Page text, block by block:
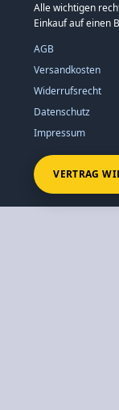
Alle wichtigen
Einkauf auf einen
AGB
Versandkosten
Widerrufsrecht
Datenschutz
Impressum
VERTRAG